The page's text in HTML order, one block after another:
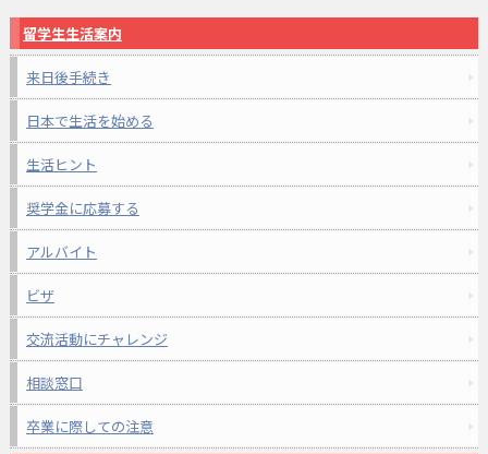
留学生生活案内
来日後手続き
日本で生活を始める
生活ヒント
奨学金に応募する
アルバイト
ビザ
交流活動にチャレンジ
相談窓口
卒業に際しての注意